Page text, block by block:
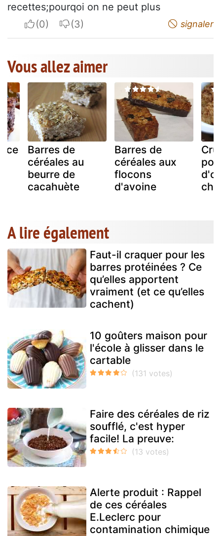
recettes;pourqoi on ne peut plus
I apreciateI do not appreciate signaler
Vous allez aimer
Barres de
céréales au
beurre de
cacahuète
Barres de
céréales aux
flocons
d'avoine
A lire également
Faut-il craquer pour les
barres protéinées ? Ce
qu’elles apportent
vraiment (et ce qu’elles
cachent)
10 goûters maison pour
l'école à glisser dans le
cartable
Faire des céréales de riz
soufflé, c'est hyper
facile! La preuve:
Alerte produit : Rappel
de ces céréales
E.Leclerc pour
contamination chimique